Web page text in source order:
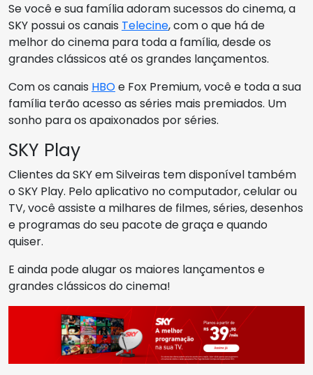
Se você e sua família adoram sucessos do cinema, a
SKY possui os canais Telecine, com o que há de
melhor do cinema para toda a família, desde os
grandes clássicos até os grandes lançamentos.
Com os canais HBOe Fox Premium, você e toda a sua
família terão acesso as séries mais premiados. Um
sonho para os apaixonados por séries.
SKY Play
Clientes da SKY em Silveiras tem disponível também
o SKY Play. Pelo aplicativo no computador, celular ou
TV, você assiste a milhares de filmes, séries, desenhos
e programas do seu pacote de graça e quando
quiser.
E ainda pode alugar os maiores lançamentos e
grandes clássicos do cinema!